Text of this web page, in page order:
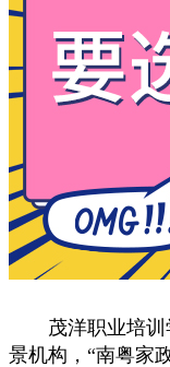
茂洋职业培训
景机构，“南粤家